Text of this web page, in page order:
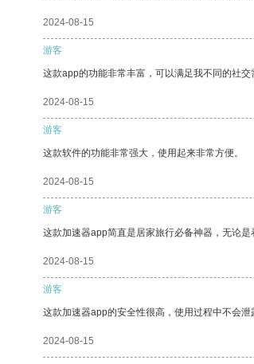
2024-08-15
游客
这款app的功能非常丰富，可以满足我不同的社交
2024-08-15
游客
这款软件的功能非常强大，使用起来非常方便。
2024-08-15
游客
这款加速器app简直是居家旅行必备神器，无论
2024-08-15
游客
这款加速器app的安全性很高，使用过程中不会泄
2024-08-15